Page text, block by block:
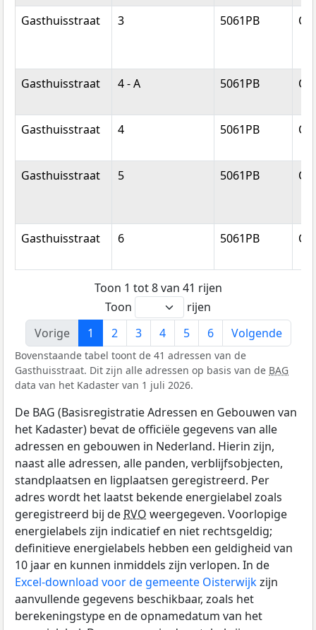
Gasthuisstraat
3 5061PB
Gasthuisstraat 4 - A 5061PB
Gasthuisstraat 4 5061PB
Gasthuisstraat 5 5061PB
Gasthuisstraat 6 5061PB
Toon 1 tot 8 van 41 rijen
Toon
rijen
Vorige
1 2 3 4 5 6 Volgende
Bovenstaande tabel toont de 41 adressen van de
Gasthuisstraat. Dit zijn alle adressen op basis van de BAG
data van het Kadaster van 1 juli 2026.
De BAG (Basisregistratie Adressen en Gebouwen van
het Kadaster) bevat de officiële gegevens van alle
adressen en gebouwen in Nederland. Hierin zijn,
naast alle adressen, alle panden, verblijfsobjecten,
standplaatsen en ligplaatsen geregistreerd. Per
adres wordt het laatst bekende energielabel zoals
geregistreerd bij de RVO weergegeven. Voorlopige
energielabels zijn indicatief en niet rechtsgeldig;
definitieve energielabels hebben een geldigheid van
10 jaar en kunnen inmiddels zijn verlopen. In de
Excel-download voor de gemeente Oisterwijkzijn
aanvullende gegevens beschikbaar, zoals het
berekeningstype en de opnamedatum van het